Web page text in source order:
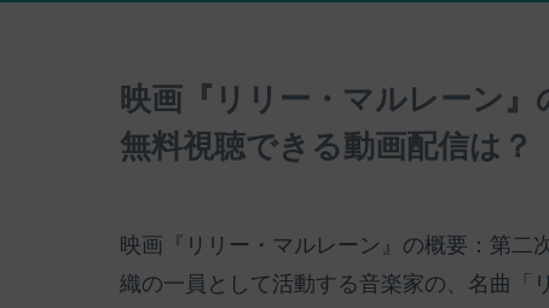
映画『リリー・マルレーン』
無料視聴できる動画配信は？
映画『リリー・マルレーン』の概要：第二
織の一員として活動する音楽家の、名曲「